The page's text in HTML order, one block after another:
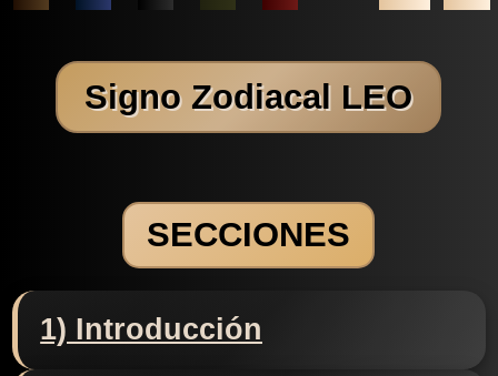
Signo Zodiacal LEO
SECCIONES
1) Introducción